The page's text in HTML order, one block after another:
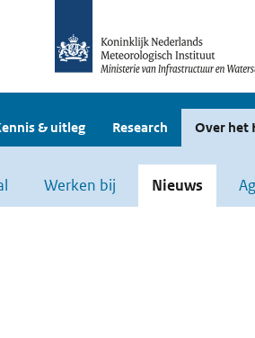
& uitleg Research Over het
Werken bij Nieuws